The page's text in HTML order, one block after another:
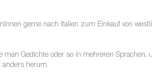
gerne nach Italien zum Einkauf von
Gedichte oder so in mehreren Sprachen,
anders herum.